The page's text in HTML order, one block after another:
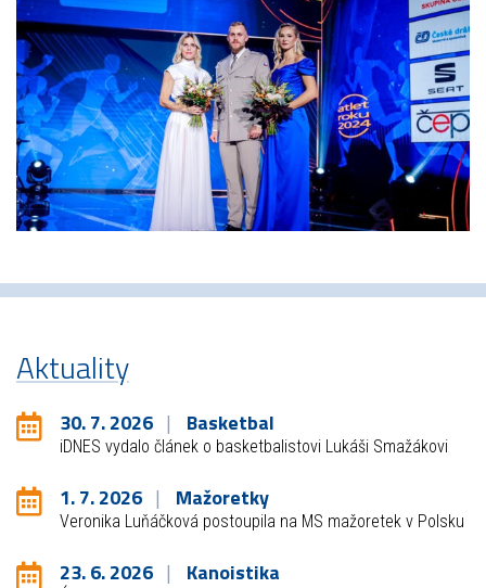
Aktuality
30. 7. 2026 Basketbal
iDNES vydalo článek o basketbalistovi Lukáši Smažákovi
1. 7. 2026 Mažoretky
Veronika Luňáčková postoupila na MS mažoretek v Polsku
23. 6. 2026 Kanoistika